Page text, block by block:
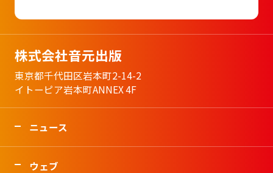
株式会社音元出版
東京都千代田区岩本町2-14-2
イトーピア岩本町ANNEX 4F
ニュース
ウェブ